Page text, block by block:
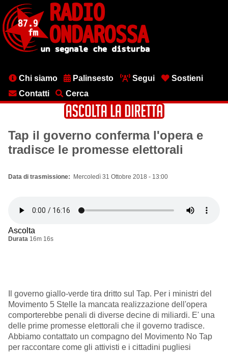
contenuto
principale
MenuChi siamo Palinsesto Segui
Sostieni
Contatti
Cerca
Tap il governo conferma l'opera e
tradisce le promesse elettorali
Data di trasmissione Mercoledì 31 Ottobre 2018 - 13:00
Ascolta
Durata 16m 16s
Il governo giallo-verde tira dritto sul Tap. Per i ministri del
Movimento 5 Stelle la mancata realizzazione dell'opera
comporterebbe penali di diverse decine di miliardi. E' una
delle prime promesse elettorali che il governo tradisce.
Abbiamo contattato un compagno del Movimento No Tap
per raccontare come gli attivisti e i cittadini pugliesi